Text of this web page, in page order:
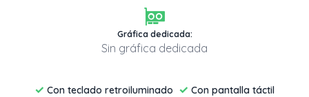
Gráfica dedicada:
Sin gráfica dedicada
✓ Con teclado retroiluminado ✓ Con pantalla táctil